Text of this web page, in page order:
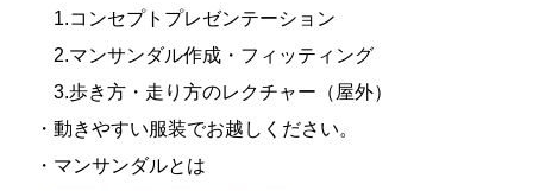
1.コンセプトプレゼンテーション
2.マンサンダル作成・フィッティング
3.歩き方・走り方のレクチャー（屋外）
・動きやすい服装でお越しください。
・マンサンダルとは